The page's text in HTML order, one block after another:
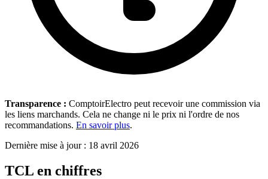
Transparence : ComptoirElectro peut recevoir une commission via
les liens marchands. Cela ne change ni le prix ni l'ordre de nos
recommandations. En savoir plus.
Dernière mise à jour : 18 avril 2026
TCL en chiffres